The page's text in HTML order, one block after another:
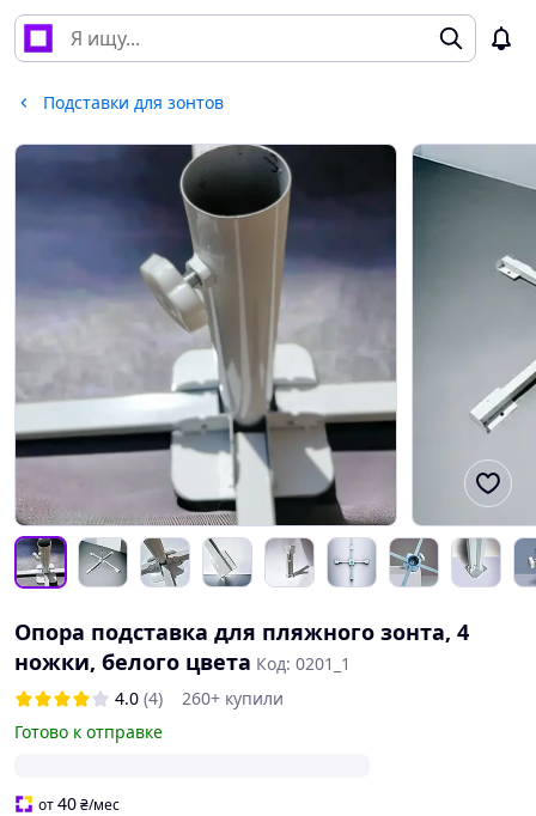
Подставки для зонтов
Опора подставка для пляжного зонта, 4
ножки, белого цвета Код: 0201_1
4.0 (4)
260+ купили
Готово к отправке
от40₴/мес